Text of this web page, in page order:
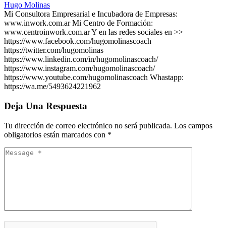
Hugo Molinas
Mi Consultora Empresarial e Incubadora de Empresas:
www.inwork.com.ar Mi Centro de Formación:
www.centroinwork.com.ar Y en las redes sociales en >>
https://www.facebook.com/hugomolinascoach
https://twitter.com/hugomolinas
https://www.linkedin.com/in/hugomolinascoach/
https://www.instagram.com/hugomolinascoach/
https://www.youtube.com/hugomolinascoach Whastapp:
https://wa.me/5493624221962
Deja Una Respuesta
Tu dirección de correo electrónico no será publicada. Los campos
obligatorios están marcados con *